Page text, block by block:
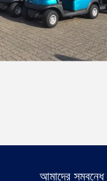
আমাদের সম্বন্ধে